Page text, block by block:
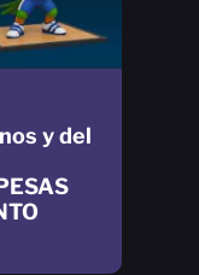
y del